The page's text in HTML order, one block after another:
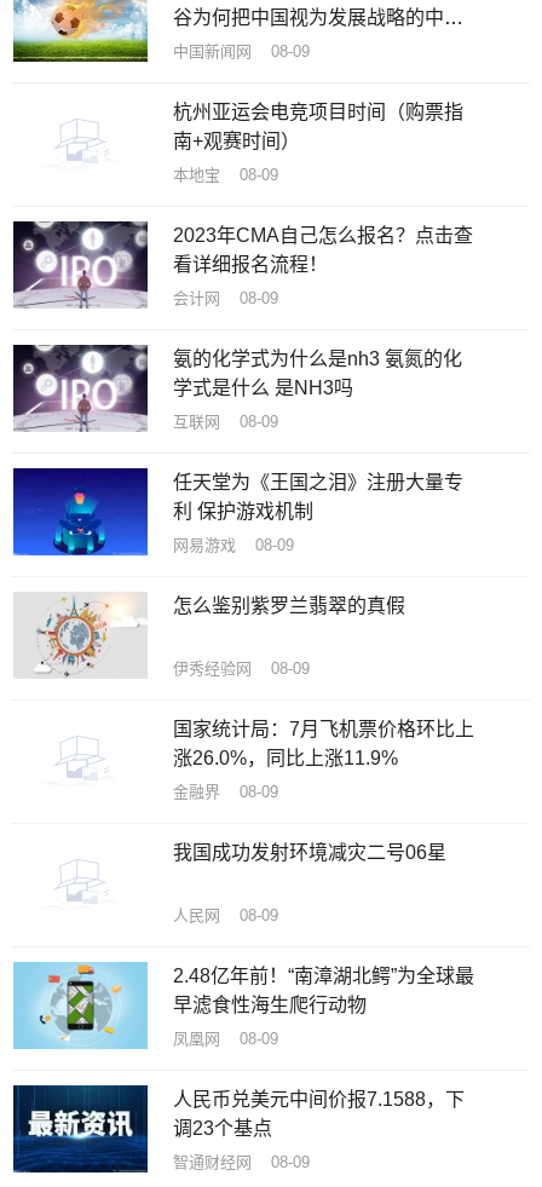
谷为何把中国视为发展战略的中
心？
中国新闻网 08-09
杭州亚运会电竞项目时间（购票指
南+观赛时间）
本地宝 08-09
2023年CMA自己怎么报名？点击查
看详细报名流程！
会计网 08-09
氨的化学式为什么是nh3 氨氮的化
学式是什么 是NH3吗
互联网 08-09
任天堂为《王国之泪》注册大量专
利 保护游戏机制
网易游戏 08-09
怎么鉴别紫罗兰翡翠的真假
伊秀经验网 08-09
国家统计局：7月飞机票价格环比上
涨26.0%，同比上涨11.9%
金融界 08-09
我国成功发射环境减灾二号06星
人民网 08-09
2.48亿年前！“南漳湖北鳄”为全球最
早滤食性海生爬行动物
凤凰网 08-09
人民币兑美元中间价报7.1588，下
调23个基点
智通财经网 08-09